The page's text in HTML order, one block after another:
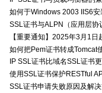
如何于Windows 2003 IIS6
SSL证书与ALPN（应用层协
【重要通知】2025年3月1
如何把Pem证书转成Tomcat
IP SSL证书比域名SSL证书
使用SSL证书保护RESTful
SSL证书申请失败原因及解